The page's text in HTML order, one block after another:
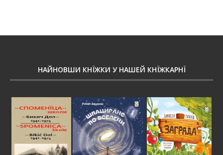
НАЙНОВШИ КНЇЖКИ У НАШЕЙ КНЇЖКАРНЇ